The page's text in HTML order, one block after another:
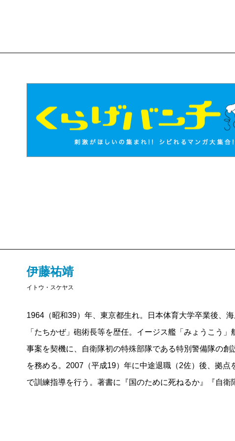
伊藤祐靖
イトウ・スケヤス
1964（昭和39）年、東京都生れ。日本体育大学卒業後、
「たちかぜ」砲術長等を歴任。イージス艦「みょうこう
事案を契機に、自衛隊初の特殊部隊である特別警備隊の
を務める。2007（平成19）年に中途退職（2佐）後、拠
で訓練指導を行う。著書に『国のために死ねるか』『自衛